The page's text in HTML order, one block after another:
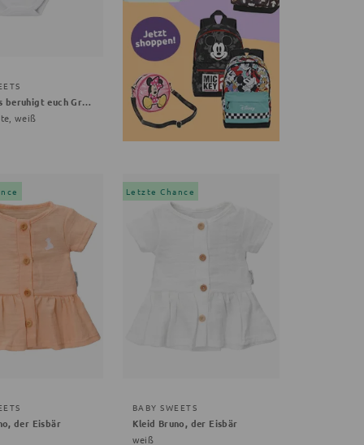
Body Boys beruhigt euch Grüße, Gemüse
weiß
der Eisbär
Letzte Chance
BABY SWEETS
Kleid Bruno, der Eisbär
weiß